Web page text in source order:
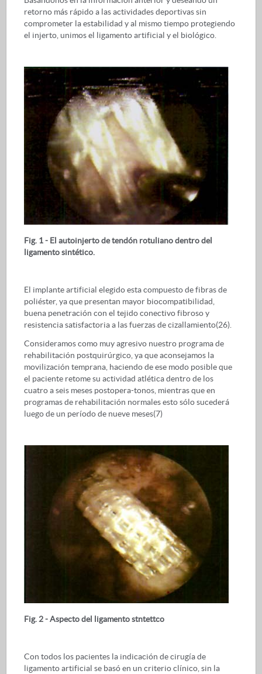
retorno más rápido a las actividades deportivas sin
comprometer la estabilidad y al mismo tiempo protegiendo
el injerto, unimos el ligamento artificial y el biológico.
Fig. 1 - El autoinjerto de tendón rotuliano dentro del
ligamento sintético.
El implante artificial elegido esta compuesto de fibras de
poliéster, ya que presentan mayor biocompatibilidad,
buena penetración con el tejido conectivo fibroso y
resistencia satisfactoria a las fuerzas de cizallamiento(26).
Consideramos como muy agresivo nuestro programa de
rehabilitación postquirúrgico, ya que aconsejamos la
movilización temprana, haciendo de ese modo posible que
el paciente retome su actividad atlética dentro de los
cuatro a seis meses postopera-tonos, mientras que en
programas de rehabilitación normales esto sólo sucederá
luego de un período de nueve meses(7)
Fig. 2 - Aspecto del ligamento stntettco
Con todos los pacientes la indicación de cirugía de
ligamento artificial se basó en un criterio clínico, sin la